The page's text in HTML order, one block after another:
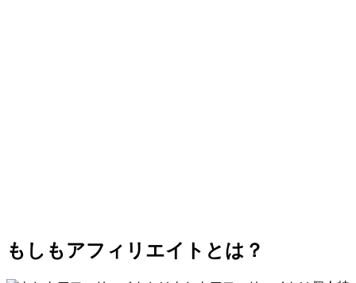
もしもアフィリエイトとは？